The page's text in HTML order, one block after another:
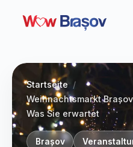
Startseite
Weihnachtsmarkt
Was Sie erwartet
Brașov